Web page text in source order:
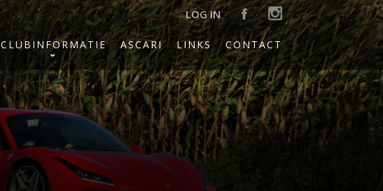
LOG IN
CLUBINFORMATIE ASCARI LINKS CONTACT